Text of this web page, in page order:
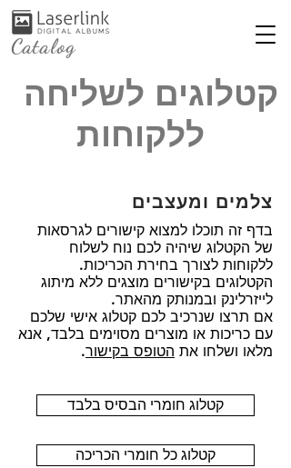
Catalog
צלמים ומעצבים
בדף זה תוכלו למצוא קישורים לגרסאות
של הקטלוג שיהיה לכם נוח לשלוח
ללקוחות לצורך בחירת הכריכות.
הקטלוגים בקישורים מוצגים ללא מיתוג
לייזרלינק ובמנותק מהאתר.
אם תרצו שנרכיב לכם קטלוג אישי שלכם
עם כריכות או מוצרים מסוימים בלבד, אנא
מלאו ושלחו את הטופס בקישור.
קטלוג חומרי הבסיס בלבד
קטלוג כל חומרי הכריכה